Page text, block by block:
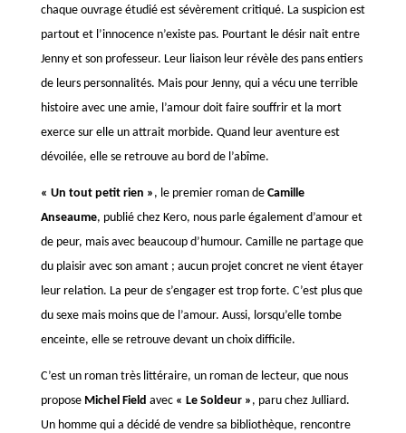
chaque ouvrage étudié est sévèrement critiqué. La suspicion est
partout et l’innocence n’existe pas. Pourtant le désir nait entre
Jenny et son professeur. Leur liaison leur révèle des pans entiers
de leurs personnalités. Mais pour Jenny, qui a vécu une terrible
histoire avec une amie, l’amour doit faire souffrir et la mort
exerce sur elle un attrait morbide. Quand leur aventure est
dévoilée, elle se retrouve au bord de l’abîme.
« Un tout petit rien » , le premier roman de Camille
Anseaume, publié chez Kero, nous parle également d’amour et
de peur, mais avec beaucoup d’humour. Camille ne partage que
du plaisir avec son amant ; aucun projet concret ne vient étayer
leur relation. La peur de s’engager est trop forte. C’est plus que
du sexe mais moins que de l’amour. Aussi, lorsqu’elle tombe
enceinte, elle se retrouve devant un choix difficile.
C’est un roman très littéraire, un roman de lecteur, que nous
propose Michel Field avec « Le Soldeur » , paru chez Julliard.
Un homme qui a décidé de vendre sa bibliothèque, rencontre